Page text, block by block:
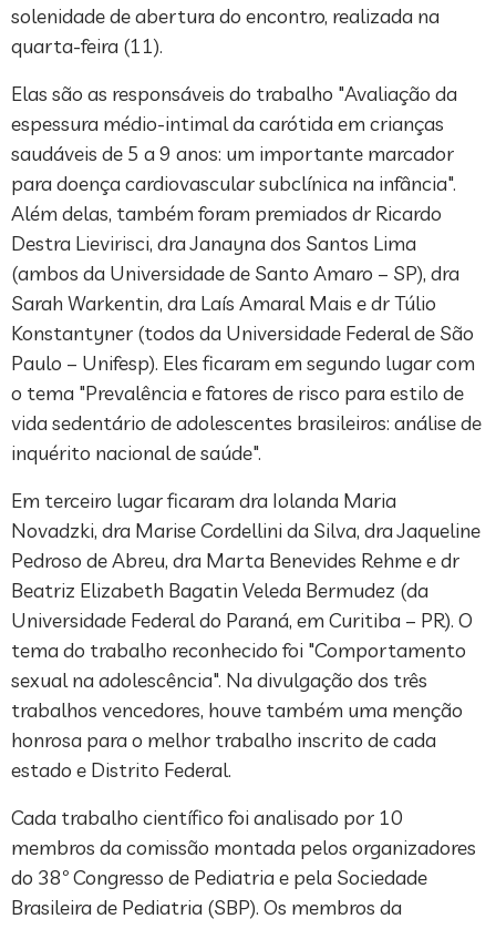
solenidade de abertura do encontro, realizada na
quarta-feira (11).
Elas são as responsáveis do trabalho "Avaliação da
espessura médio-intimal da carótida em crianças
saudáveis de 5 a 9 anos: um importante marcador
para doença cardiovascular subclínica na infância".
Além delas, também foram premiados dr Ricardo
Destra Lievirisci, dra Janayna dos Santos Lima
(ambos da Universidade de Santo Amaro – SP), dra
Sarah Warkentin, dra Laís Amaral Mais e dr Túlio
Konstantyner (todos da Universidade Federal de São
Paulo – Unifesp). Eles ficaram em segundo lugar com
o tema "Prevalência e fatores de risco para estilo de
vida sedentário de adolescentes brasileiros: análise de
inquérito nacional de saúde".
Em terceiro lugar ficaram dra Iolanda Maria
Novadzki, dra Marise Cordellini da Silva, dra Jaqueline
Pedroso de Abreu, dra Marta Benevides Rehme e dr
Beatriz Elizabeth Bagatin Veleda Bermudez (da
Universidade Federal do Paraná, em Curitiba – PR). O
tema do trabalho reconhecido foi "Comportamento
sexual na adolescência". Na divulgação dos três
trabalhos vencedores, houve também uma menção
honrosa para o melhor trabalho inscrito de cada
estado e Distrito Federal.
Cada trabalho científico foi analisado por 10
membros da comissão montada pelos organizadores
do 38º Congresso de Pediatria e pela Sociedade
Brasileira de Pediatria (SBP). Os membros da